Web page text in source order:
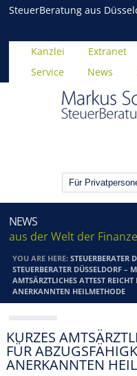
SteuerBeratung aus
Kanzlei Extranet
Service
News
NEWS
aus der Welt der
YOU ARE HERE:STEUERBERATER
STEUERBERATER DÜSSELDORF –
AMTSÄRZTLICHES ATTEST
ANERKANNTEN HEILMETHODE
KURZES
FÜR
ANERKANNTEN